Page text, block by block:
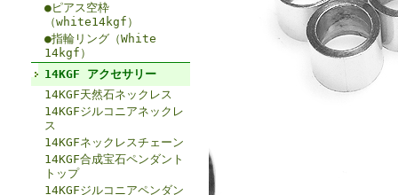
●ピアス空枠
（white14kgf）
●指輪リング（White
14kgf）
14KGF アクセサリー
14KGF天然石ネックレス
14KGFジルコニアネックレ
ス
14KGFネックレスチェーン
14KGF合成宝石ペンダント
トップ
14KGFジルコニアペンダン